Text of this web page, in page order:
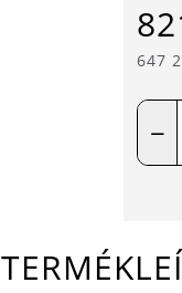
647
−